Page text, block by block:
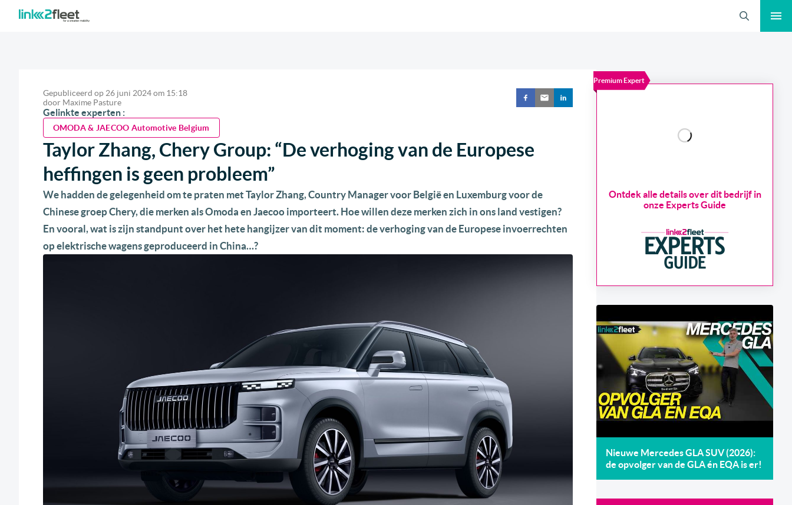
Gepubliceerd op 26 juni 2024 om 15:18
door Maxime Pasture
Gelinkte experten :
OMODA & JAECOO Automotive Belgium
Taylor Zhang, Chery Group: “De verhoging van de Europese
heffingen is geen probleem”
We hadden de gelegenheid om te praten met Taylor Zhang, Country Manager voor België en Luxemburg voor de
Chinese groep Chery, die merken als Omoda en Jaecoo importeert. Hoe willen deze merken zich in ons land vestigen?
En vooral, wat is zijn standpunt over het hete hangijzer van dit moment: de verhoging van de Europese invoerrechten
op elektrische wagens geproduceerd in China…?
Premium Expert
Ontdek alle details over dit bedrijf in
onze Experts Guide
Nieuwe Mercedes GLA SUV (2026):
de opvolger van de GLA én EQA is er!